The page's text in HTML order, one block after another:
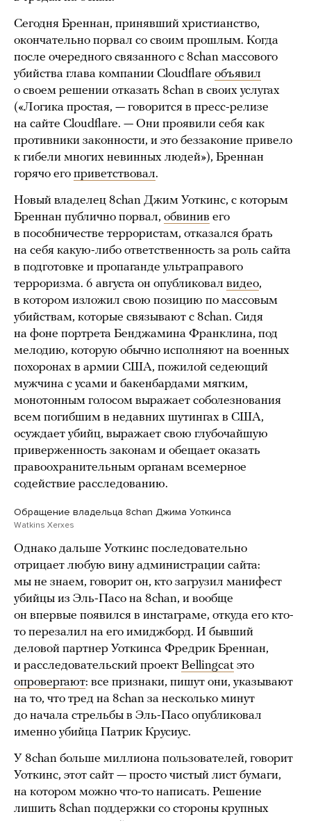
Сегодня Бреннан, принявший христианство,
окончательно порвал со своим прошлым. Когда
после очередного связанного с 8chan массового
убийства глава компании Cloudflare объявил
о своем решении отказать 8chan в своих услугах
(«Логика простая, — говорится в пресс-релизе
на сайте Cloudflare. — Они проявили себя как
противники законности, и это беззаконие привело
к гибели многих невинных людей»), Бреннан
горячо его приветствовал.
Новый владелец 8chan Джим Уоткинс, с которым
Бреннан публично порвал, обвинив его
в пособничестве террористам, отказался брать
на себя какую-либо ответственность за роль сайта
в подготовке и пропаганде ультраправого
терроризма. 6 августа он опубликовал видео,
в котором изложил свою позицию по массовым
убийствам, которые связывают с 8chan. Сидя
на фоне портрета Бенджамина Франклина, под
мелодию, которую обычно исполняют на военных
похоронах в армии США, пожилой седеющий
мужчина с усами и бакенбардами мягким,
монотонным голосом выражает соболезнования
всем погибшим в недавних шутингах в США,
осуждает убийц, выражает свою глубочайшую
приверженность законам и обещает оказать
правоохранительным органам всемерное
содействие расследованию.
Обращение владельца 8chan Джима Уоткинса
Watkins Xerxes
Однако дальше Уоткинс последовательно
отрицает любую вину администрации сайта:
мы не знаем, говорит он, кто загрузил манифест
убийцы из Эль-Пасо на 8chan, и вообще
он впервые появился в инстаграме, откуда его кто-
то перезалил на его имиджборд. И бывший
деловой партнер Уоткинса Фредрик Бреннан,
и расследовательский проект Bellingcat это
опровергают: все признаки, пишут они, указывают
на то, что тред на 8chan за несколько минут
до начала стрельбы в Эль-Пасо опубликовал
именно убийца Патрик Крусиус.
У 8chan больше миллиона пользователей, говорит
Уоткинс, этот сайт — просто чистый лист бумаги,
на котором можно что-то написать. Решение
лишить 8chan поддержки со стороны крупных